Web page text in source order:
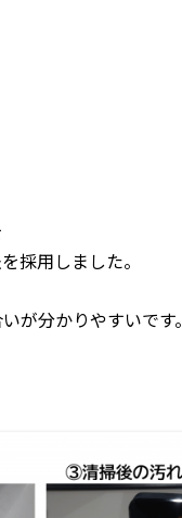
採用しました。
が分かりやすいです。